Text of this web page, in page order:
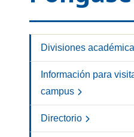
Divisiones
Información para
campus
Directorio